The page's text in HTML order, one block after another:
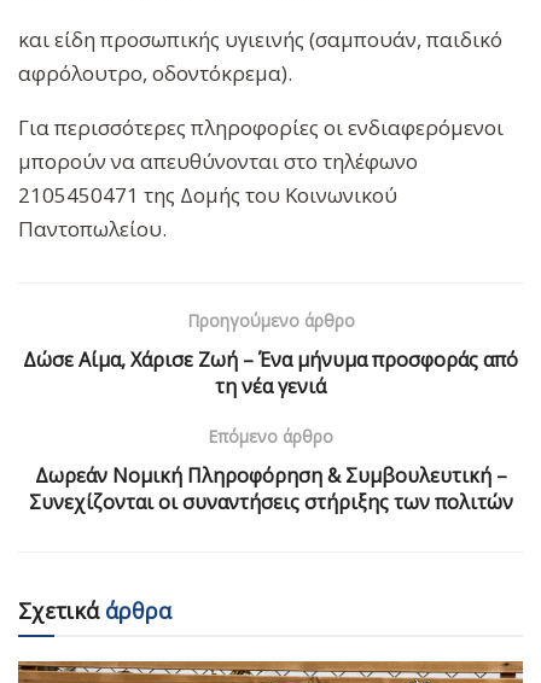
και είδη προσωπικής υγιεινής (σαμπουάν, παιδικό
αφρόλουτρο, οδοντόκρεμα).
Για περισσότερες πληροφορίες οι ενδιαφερόμενοι
μπορούν να απευθύνονται στο τηλέφωνο
2105450471 της Δομής του Κοινωνικού
Παντοπωλείου.
Προηγούμενο άρθρο
Δώσε Αίμα, Χάρισε Ζωή – Ένα μήνυμα προσφοράς από
τη νέα γενιά
Επόμενο άρθρο
Δωρεάν Νομική Πληροφόρηση & Συμβουλευτική –
Συνεχίζονται οι συναντήσεις στήριξης των πολιτών
Σχετικάάρθρα